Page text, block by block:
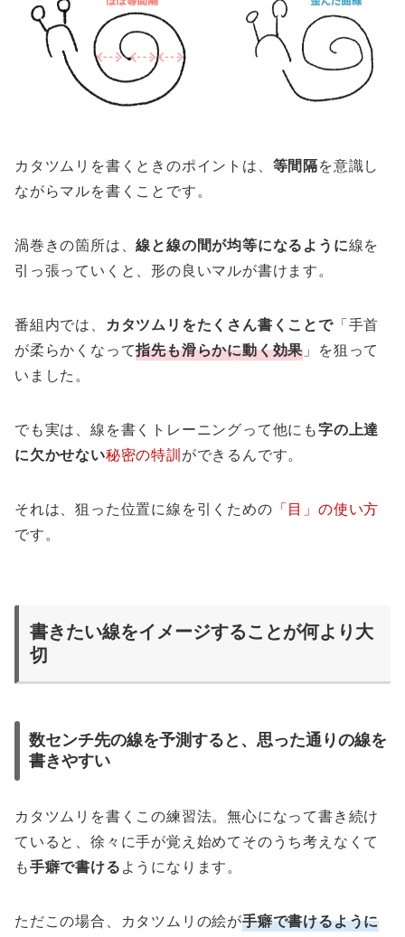
カタツムリを書くときのポイントは、 等間隔を意識し
ながらマルを書くことです。
渦巻きの箇所は、線と線の間が均等になるように線を
引っ張っていくと、形の良いマルが書けます。
番組内では、 カタツムリをたくさん書くことで「手首
が柔らかくなって指先も滑らかに動く効果 」を狙って
いました。
でも実は、線を書くトレーニングって他にも字の上達
に欠かせない秘密の特訓 ができるんです。
それは、狙った位置に線を引くための 「目」の使い方
です。
書きたい線をイメージすることが何より大
切
数センチ先の線を予測すると、思った通りの線を
書きやすい
カタツムリを書くこの練習法。無心になって書き続け
ていると、徐々に手が覚え始めてそのうち考えなくて
も手癖で書ける ようになります。
ただこの場合、カタツムリの絵が手癖で書けるように